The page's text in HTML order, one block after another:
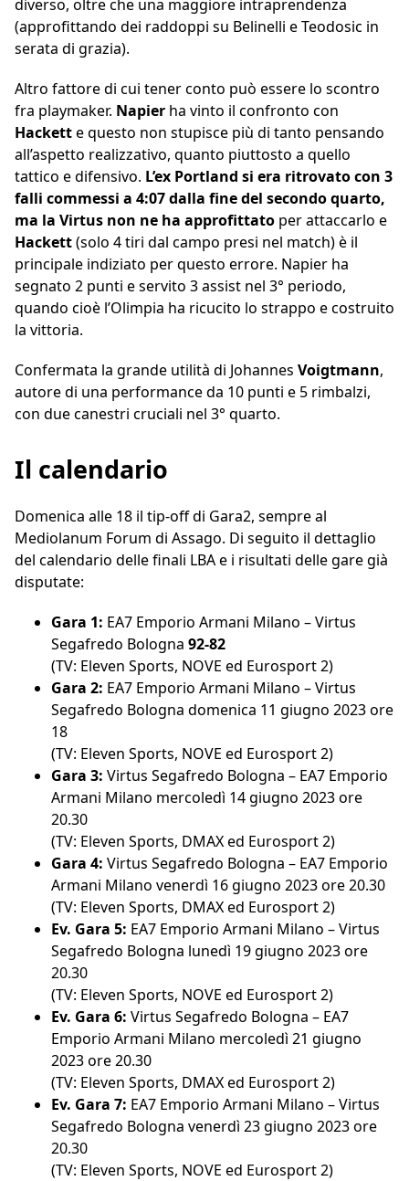
diverso, oltre che una maggiore intraprendenza
(approfittando dei raddoppi su Belinelli e Teodosic in
serata di grazia).
Altro fattore di cui tener conto può essere lo scontro
fra playmaker. Napier ha vinto il confronto con
Hackette questo non stupisce più di tanto pensando
all’aspetto realizzativo, quanto piuttosto a quello
tattico e difensivo. L’ex Portland si era ritrovato con 3
falli commessi a 4:07 dalla fine del secondo quarto,
ma la Virtus non ne ha approfittato per attaccarlo e
Hackett(solo 4 tiri dal campo presi nel match) è il
principale indiziato per questo errore. Napier ha
segnato 2 punti e servito 3 assist nel 3° periodo,
quando cioè l’Olimpia ha ricucito lo strappo e costruito
la vittoria.
Confermata la grande utilità di Johannes Voigtmann,
autore di una performance da 10 punti e 5 rimbalzi,
con due canestri cruciali nel 3° quarto.
Il calendario
Domenica alle 18 il tip-off di Gara2, sempre al
Mediolanum Forum di Assago. Di seguito il dettaglio
del calendario delle finali LBA e i risultati delle gare già
disputate:
Gara 1: EA7 Emporio Armani Milano – Virtus
Segafredo Bologna 92-82
(TV: Eleven Sports, NOVE ed Eurosport 2)
Gara 2: EA7 Emporio Armani Milano – Virtus
Segafredo Bologna domenica 11 giugno 2023 ore
18
(TV: Eleven Sports, NOVE ed Eurosport 2)
Gara 3: Virtus Segafredo Bologna – EA7 Emporio
Armani Milano mercoledì 14 giugno 2023 ore
20.30
(TV: Eleven Sports, DMAX ed Eurosport 2)
Gara 4: Virtus Segafredo Bologna – EA7 Emporio
Armani Milano venerdì 16 giugno 2023 ore 20.30
(TV: Eleven Sports, DMAX ed Eurosport 2)
Ev. Gara 5: EA7 Emporio Armani Milano – Virtus
Segafredo Bologna lunedì 19 giugno 2023 ore
20.30
(TV: Eleven Sports, NOVE ed Eurosport 2)
Ev. Gara 6: Virtus Segafredo Bologna – EA7
Emporio Armani Milano mercoledì 21 giugno
2023 ore 20.30
(TV: Eleven Sports, DMAX ed Eurosport 2)
Ev. Gara 7: EA7 Emporio Armani Milano – Virtus
Segafredo Bologna venerdì 23 giugno 2023 ore
20.30
(TV: Eleven Sports, NOVE ed Eurosport 2)